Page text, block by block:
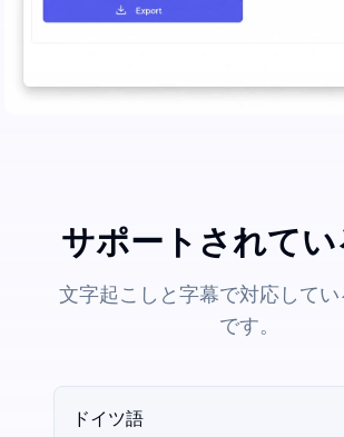
サポートされて
文字起こしと字幕で対応して
です。
ドイツ語